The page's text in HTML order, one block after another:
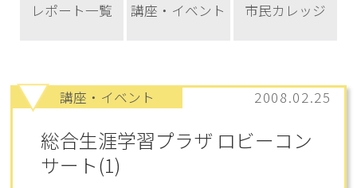
レポート一覧 講座・イベント 市民カレッジ
講座・イベント 2008.02.25
総合生涯学習プラザ ロビーコン
サート(1)